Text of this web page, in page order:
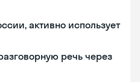
активно использует
речь через